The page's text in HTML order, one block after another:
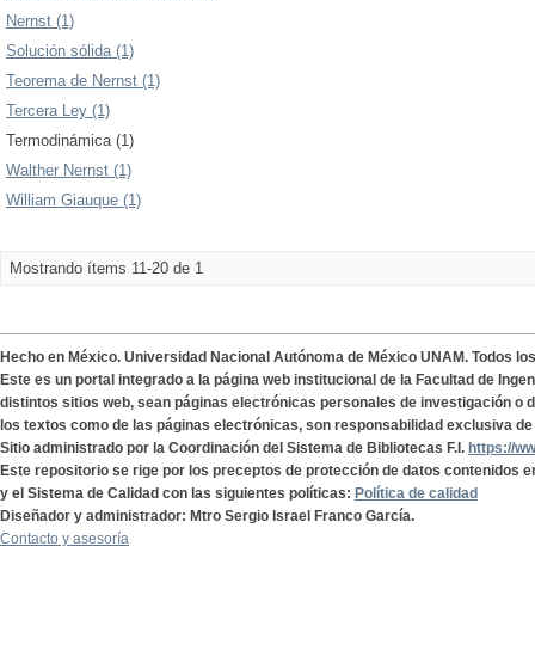
Nernst (1)
Solución sólida (1)
Teorema de Nernst (1)
Tercera Ley (1)
Termodinámica (1)
Walther Nernst (1)
William Giauque (1)
Mostrando ítems 11-20 de 1
Hecho en México. Universidad Nacional Autónoma de México UNAM. Todos
Este es un portal integrado a la página web institucional de la Facultad de
distintos sitios web, sean páginas electrónicas personales de investigación o
los textos como de las páginas electrónicas, son responsabilidad exclusiva
Sitio administrado por la Coordinación del Sistema de Bibliotecas F.I. https://
Este repositorio se rige por los preceptos de protección de datos contenidos
y el Sistema de Calidad con las siguientes políticas: Política de calidad
Diseñador y administrador: Mtro Sergio Israel Franco García.
Contacto y asesoría